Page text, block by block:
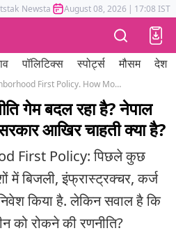
Newstak Mumbai Tak Astrotak
August 08, 2026 | 17:08 IST
पॉलिटिक्स स्पोर्ट्स मौसम देश
India Neighborhood First Policy. How Modi Government Is Changing The Regional Diplomacy Game
गेम बदल रहा है? नेपाल
आखिर चाहती क्या है?
First Policy: पिछले कुछ
में बिजली, इंफ्रास्ट्रक्चर, कर्ज
किया है. लेकिन सवाल है कि
को रोकने की रणनीति?